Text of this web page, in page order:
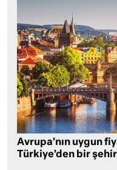
Avrupa’nın uygun
Türkiye’den bir